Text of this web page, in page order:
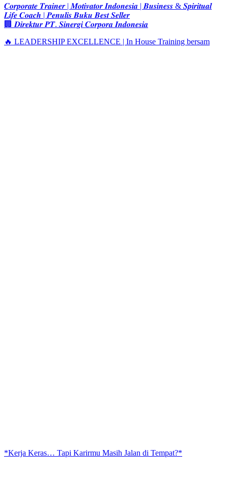
𝑪𝒐𝒓𝒑𝒐𝒓𝒂𝒕𝒆 𝑻𝒓𝒂𝒊𝒏𝒆𝒓 | 𝑴𝒐𝒕𝒊𝒗𝒂𝒕𝒐𝒓 𝑰𝒏𝒅𝒐𝒏𝒆𝒔𝒊𝒂 | 𝑩𝒖𝒔𝒊𝒏𝒆𝒔𝒔 & 𝑺𝒑𝒊𝒓𝒊𝒕𝒖𝒂𝒍
𝑳𝒊𝒇𝒆 𝑪𝒐𝒂𝒄𝒉 | 𝑷𝒆𝒏𝒖𝒍𝒊𝒔 𝑩𝒖𝒌𝒖 𝑩𝒆𝒔𝒕 𝑺𝒆𝒍𝒍𝒆𝒓
🏢 𝑫𝒊𝒓𝒆𝒌𝒕𝒖𝒓 𝑷𝑻. 𝑺𝒊𝒏𝒆𝒓𝒈𝒊 𝑪𝒐𝒓𝒑𝒐𝒓𝒂 𝑰𝒏𝒅𝒐𝒏𝒆𝒔𝒊𝒂
🔥 LEADERSHIP EXCELLENCE | In House Training bersam
*Kerja Keras… Tapi Karirmu Masih Jalan di Tempat?*